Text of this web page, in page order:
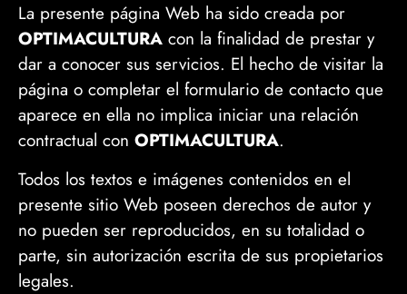
La presente página Web ha sido creada por
OPTIMACULTURA con la finalidad de prestar y
dar a conocer sus servicios. El hecho de visitar la
página o completar el formulario de contacto que
aparece en ella no implica iniciar una relación
contractual con OPTIMACULTURA.
Todos los textos e imágenes contenidos en el
presente sitio Web poseen derechos de autor y
no pueden ser reproducidos, en su totalidad o
parte, sin autorización escrita de sus propietarios
legales.